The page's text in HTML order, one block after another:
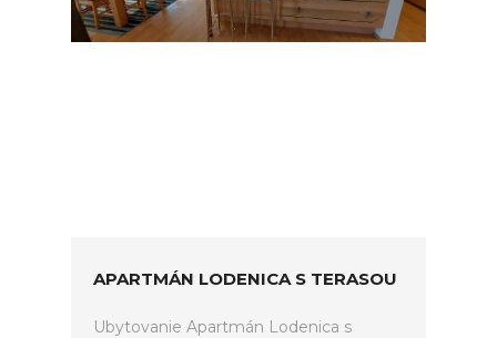
APARTMÁN LODENICA S TERASOU
Ubytovanie Apartmán Lodenica s